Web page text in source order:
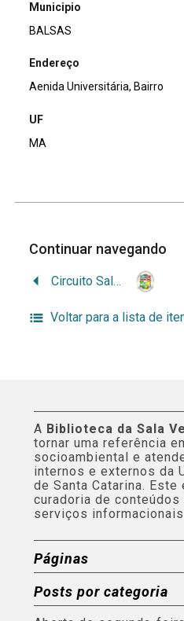
Municipio
BALSAS
Endereço
Aenida Universitária, Bairro
UF
MA
Continuar navegando
Circuito Sala Verde no Campus Bacabal
Voltar para a lista de
A Biblioteca da Sala
tornar uma referência
socioambiental e
internos e externos da
de Santa Catarina.
curadoria de
serviços
Páginas
Posts por categoria